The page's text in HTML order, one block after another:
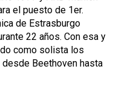
el puesto de 1er.
de Estrasburgo
22 años. Con esa y
como solista los
Beethoven hasta